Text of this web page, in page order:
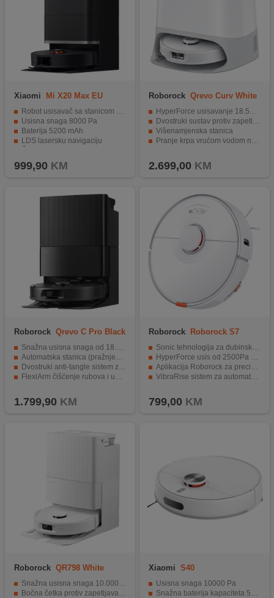
Xiaomi Mi X20 Max EU
Robot usisavač sa stanicom za samopražnjenje
Usisna snaga 8000 Pa
Baterija 5200 mAh
LDS lasersku navigaciju
999,90 KM
Roborock Qrevo Curv White
HyperForce usisavanje 18.500 Pa
Dvostruki sustav protiv zapetljavanja
Višenamjenska stanica
Pranje krpa vrućom vodom na 75°C; Sušenje toplim zrakom
2.699,00 KM
Roborock Qrevo C Pro Black
Snažna usisna snaga od 18.500 Pa
Automatska stanica (pražnjenje, pranje i sušenje krpa)
Dvostruki anti-tangle sistem za dlake
FlexiArm čišćenje rubova i uglova
1.799,90 KM
Roborock
Roborock S7
Sonic tehnologija za dubinsko ribanje podova.
HyperForce usis od 2500Pa za moćno čišćenje.
Aplikacija Roborock za preciznu kontrolu čišćenja.
VibraRise sistem za automatsko podizanje mopa.
799,00 KM
Roborock QR798 White
Snažna usisna snaga 10.000 Pa
Bočna četka protiv zapetljavanja
Xiaomi S40
Usisna snaga 10000 Pa
Snažna baterija kapaciteta 5200 mAh